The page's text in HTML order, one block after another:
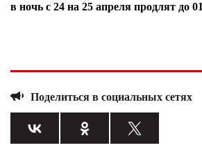
в ночь с 24 на 25 апреля продлят до
Поделиться в социальных сетях